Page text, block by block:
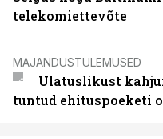
telekomiettevõte
MAJANDUSTULEMUSED
Ulatuslikust
tuntud ehituspoeketi